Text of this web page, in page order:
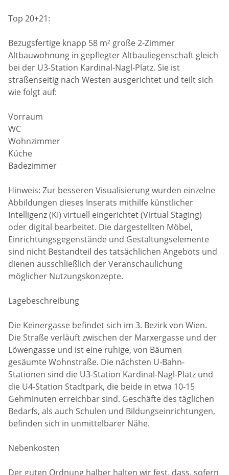
Top 20+21:
Bezugsfertige knapp 58 m² große 2-Zimmer
Altbauwohnung in gepflegter Altbauliegenschaft gleich
bei der U3-Station Kardinal-Nagl-Platz. Sie ist
straßenseitig nach Westen ausgerichtet und teilt sich
wie folgt auf:
Vorraum
WC
Wohnzimmer
Küche
Badezimmer
Hinweis: Zur besseren Visualisierung wurden einzelne
Abbildungen dieses Inserats mithilfe künstlicher
Intelligenz (KI) virtuell eingerichtet (Virtual Staging)
oder digital bearbeitet. Die dargestellten Möbel,
Einrichtungsgegenstände und Gestaltungselemente
sind nicht Bestandteil des tatsächlichen Angebots und
dienen ausschließlich der Veranschaulichung
möglicher Nutzungskonzepte.
Lagebeschreibung
Die Keinergasse befindet sich im 3. Bezirk von Wien.
Die Straße verläuft zwischen der Marxergasse und der
Löwengasse und ist eine ruhige, von Bäumen
gesäumte Wohnstraße. Die nächsten U-Bahn-
Stationen sind die U3-Station Kardinal-Nagl-Platz und
die U4-Station Stadtpark, die beide in etwa 10-15
Gehminuten erreichbar sind. Geschäfte des täglichen
Bedarfs, als auch Schulen und Bildungseinrichtungen,
befinden sich in unmittelbarer Nähe.
Nebenkosten
Der guten Ordnung halber halten wir fest, dass, sofern